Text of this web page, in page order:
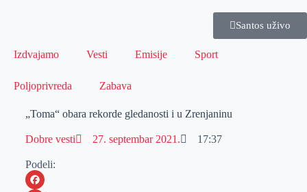
Santos uživo
Izdvajamo Vesti Emisije Sport
Poljoprivreda Zabava
„Toma“ obara rekorde gledanosti i u Zrenjaninu
Dobre vesti 27. septembar 2021. 17:37
Podeli: